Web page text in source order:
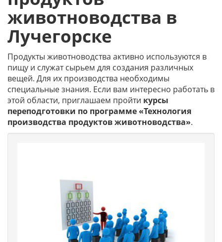
животноводства в
Лучегорске
Продукты животноводства активно используются в
пищу и служат сырьем для создания различных
вещей. Для их производства необходимы
специальные знания. Если вам интересно работать в
этой области, приглашаем пройти курсы
переподготовки по программе «Технология
производства продуктов животноводства».